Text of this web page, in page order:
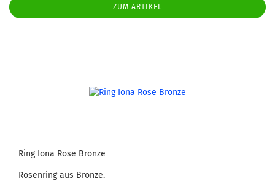
ZUM ARTIKEL
Ring Iona Rose Bronze
Rosenring aus Bronze.